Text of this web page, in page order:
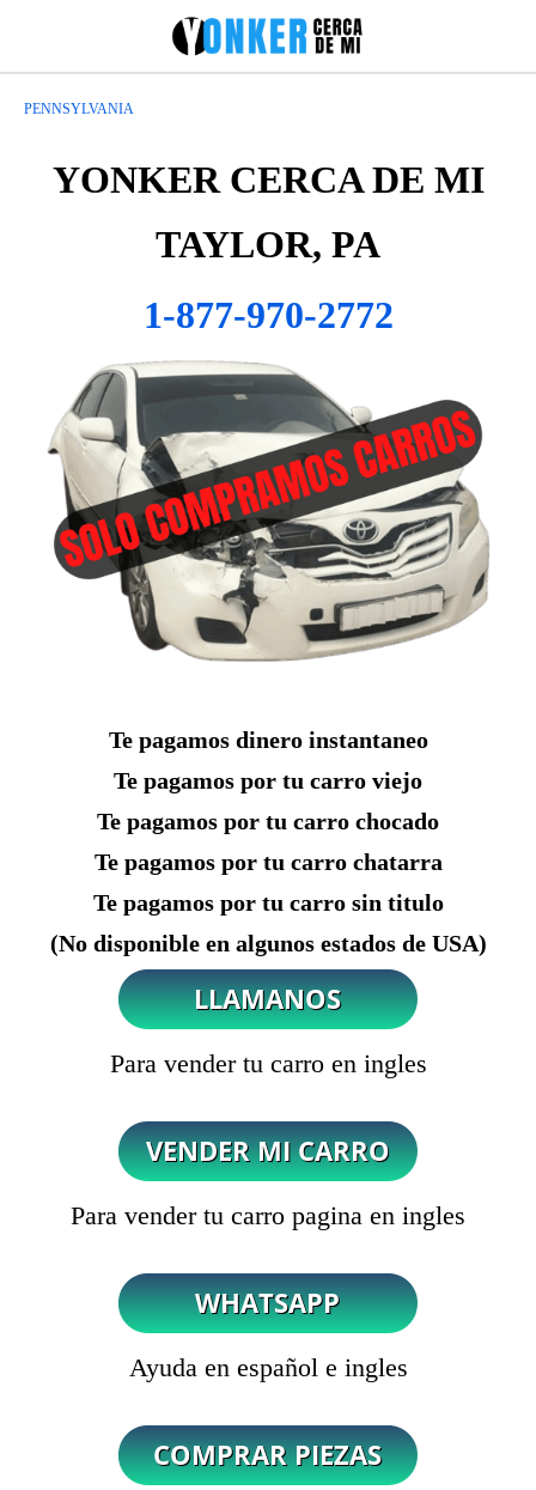
PENNSYLVANIA
YONKER CERCA DE MI
TAYLOR, PA
1-877-970-2772
Te pagamos dinero instantaneo
Te pagamos por tu carro viejo
Te pagamos por tu carro chocado
Te pagamos por tu carro chatarra
Te pagamos por tu carro sin titulo
(No disponible en algunos estados de USA)
Para vender tu carro en ingles
Para vender tu carro pagina en ingles
Ayuda en español e ingles